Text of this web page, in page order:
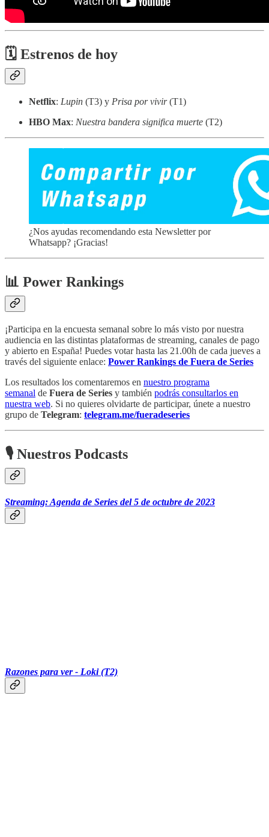
🗓 Estrenos de hoy
Netflix: Lupin (T3) y Prisa por vivir(T1)
HBO Max: Nuestra bandera significa muerte (T2)
¿Nos ayudas recomendando esta Newsletter por
Whatsapp? ¡Gracias!
📊 Power Rankings
¡Participa en la encuesta semanal sobre lo más visto por nuestra
audiencia en las distintas plataformas de streaming, canales de pago
y abierto en España! Puedes votar hasta las 21.00h de cada jueves a
través del siguiente enlace: Power Rankings de Fuera de Series
Los resultados los comentaremos en nuestro programa
semanal de Fuera de Series y también podrás consultarlos en
nuestra web. Si no quieres olvidarte de participar, únete a nuestro
grupo de Telegram: telegram.me/fueradeseries
🎙 Nuestros Podcasts
Streaming: Agenda de Series del 5 de octubre de 2023
Razones para ver - Loki (T2)